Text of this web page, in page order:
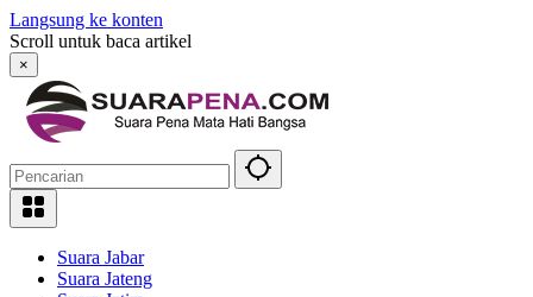
Langsung ke konten
Scroll untuk baca artikel
×
Suara Jabar
Suara Jateng